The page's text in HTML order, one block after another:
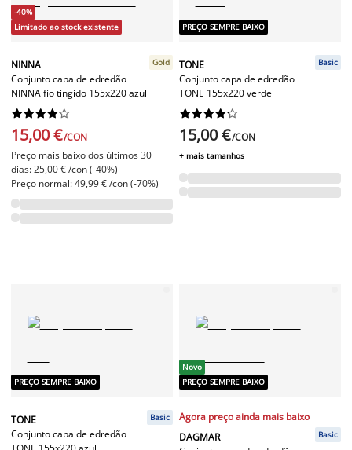
-40%
Limitado ao stock existente
NINNA
Conjunto capa de edredão
NINNA fio tingido 155x220 azul
Gold






15,00 €/CON
Preço mais baixo dos últimos 30
dias: 25,00 € /con (-40%)
Preço normal: 49,99 € /con (-70%)
PREÇO SEMPRE BAIXO
TONE
Conjunto capa de edredão
TONE 155x220 verde
Basic






15,00 €/CON
+ mais tamanhos
PREÇO SEMPRE BAIXO
TONE
Conjunto capa de edredão
Basic
Novo
PREÇO SEMPRE BAIXO
Agora preço ainda mais baixo
DAGMAR
Basic